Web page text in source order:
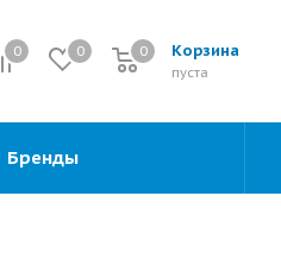
0 0 Корзина
0
пуста
0
Бренды